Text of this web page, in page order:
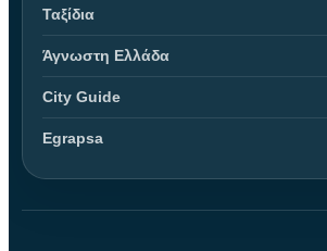
Ταξίδια
Άγνωστη Ελλάδα
City Guide
Egrapsa